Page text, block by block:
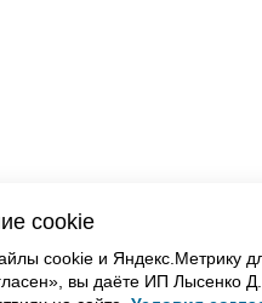
cookie
cookie и Яндекс.Метрику
вы даёте ИП Лысенко